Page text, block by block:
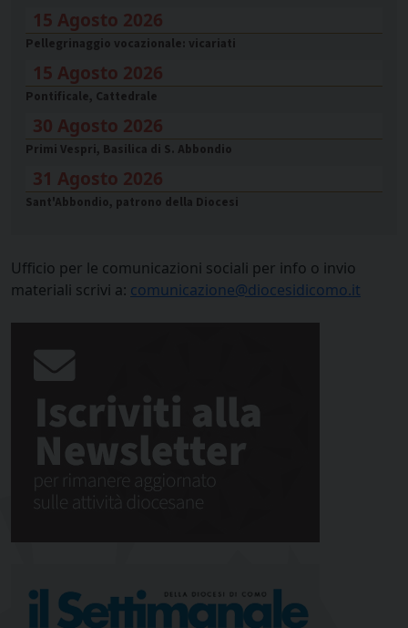
15 Agosto 2026
Pellegrinaggio vocazionale: vicariati
15 Agosto 2026
Pontificale, Cattedrale
30 Agosto 2026
Primi Vespri, Basilica di S. Abbondio
31 Agosto 2026
Sant'Abbondio, patrono della Diocesi
Ufficio per le comunicazioni sociali per info o invio
materiali scrivi a: comunicazione@diocesidicomo.it